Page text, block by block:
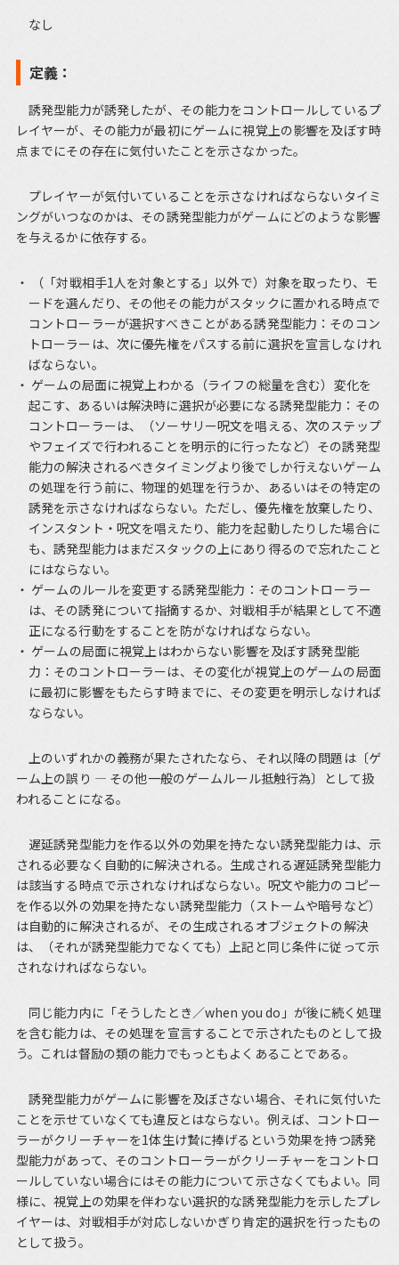
なし
定義：
誘発型能力が誘発したが、その能力をコントロールしているプ
レイヤーが、その能力が最初にゲームに視覚上の影響を及ぼす時
点までにその存在に気付いたことを示さなかった。
プレイヤーが気付いていることを示さなければならないタイミ
ングがいつなのかは、その誘発型能力がゲームにどのような影響
を与えるかに依存する。
（「対戦相手1人を対象とする」以外で）対象を取ったり、モ
ードを選んだり、その他その能力がスタックに置かれる時点で
コントローラーが選択すべきことがある誘発型能力：そのコン
トローラーは、次に優先権をパスする前に選択を宣言しなけれ
ばならない。
ゲームの局面に視覚上わかる（ライフの総量を含む）変化を
起こす、あるいは解決時に選択が必要になる誘発型能力：その
コントローラーは、（ソーサリー呪文を唱える、次のステップ
やフェイズで行われることを明示的に行ったなど）その誘発型
能力の解決されるべきタイミングより後でしか行えないゲーム
の処理を行う前に、物理的処理を行うか、あるいはその特定の
誘発を示さなければならない。ただし、優先権を放棄したり、
インスタント・呪文を唱えたり、能力を起動したりした場合に
も、誘発型能力はまだスタックの上にあり得るので忘れたこと
にはならない。
ゲームのルールを変更する誘発型能力：そのコントローラー
は、その誘発について指摘するか、対戦相手が結果として不適
正になる行動をすることを防がなければならない。
ゲームの局面に視覚上はわからない影響を及ぼす誘発型能
力：そのコントローラーは、その変化が視覚上のゲームの局面
に最初に影響をもたらす時までに、その変更を明示しなければ
ならない。
上のいずれかの義務が果たされたなら、それ以降の問題は〔ゲ
ーム上の誤り ― その他一般のゲームルール抵触行為〕として扱
われることになる。
遅延誘発型能力を作る以外の効果を持たない誘発型能力は、示
される必要なく自動的に解決される。生成される遅延誘発型能力
は該当する時点で示されなければならない。呪文や能力のコピー
を作る以外の効果を持たない誘発型能力（ストームや暗号など）
は自動的に解決されるが、その生成されるオブジェクトの解決
は、（それが誘発型能力でなくても）上記と同じ条件に従って示
されなければならない。
同じ能力内に「そうしたとき／when you do」が後に続く処理
を含む能力は、その処理を宣言することで示されたものとして扱
う。これは督励の類の能力でもっともよくあることである。
誘発型能力がゲームに影響を及ぼさない場合、それに気付いた
ことを示せていなくても違反とはならない。例えば、コントロー
ラーがクリーチャーを1体生け贄に捧げるという効果を持つ誘発
型能力があって、そのコントローラーがクリーチャーをコントロ
ールしていない場合にはその能力について示さなくてもよい。同
様に、視覚上の効果を伴わない選択的な誘発型能力を示したプレ
イヤーは、対戦相手が対応しないかぎり肯定的選択を行ったもの
として扱う。